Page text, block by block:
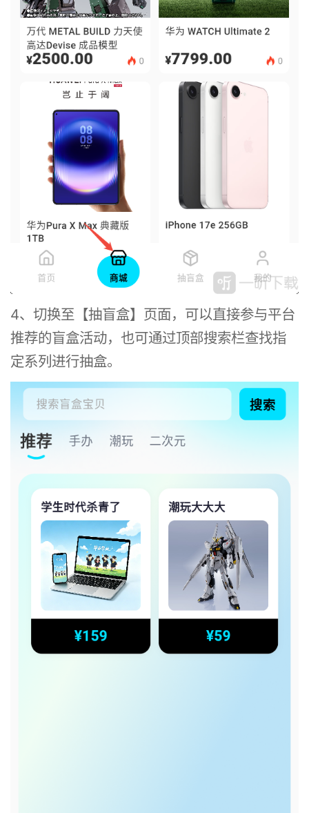
4、切换至【抽盲盒】页面，可以直接参与平台
推荐的盲盒活动，也可通过顶部搜索栏查找指
定系列进行抽盒。